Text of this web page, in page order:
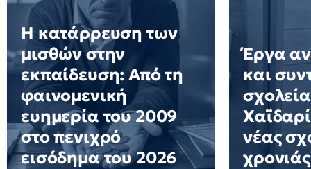
Η κατάρρευση των
μισθών στην
εκπαίδευση: Από τη
φαινομενική
ευημερία του 2009
στο πενιχρό
εισόδημα του 2026
Έργα
και
νέας
χρονιάς